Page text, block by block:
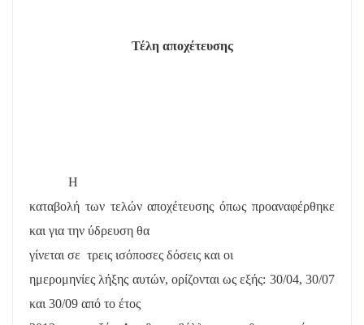
Τέλη αποχέτευσης
Η
καταβολή των τελών αποχέτευσης όπως προαναφέρθηκε
και για την ύδρευση θα
γίνεται σε τρεις ισόποσες δόσεις και οι
ημερομηνίες λήξης αυτών, ορίζονται ως εξής: 30/04, 30/07
και 30/09 από το έτος